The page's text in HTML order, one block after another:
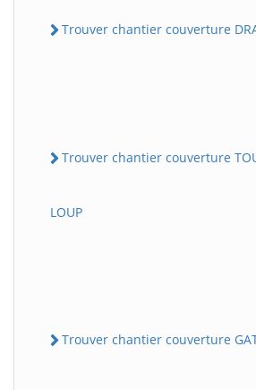
Trouver chantier couverture
Trouver chantier couverture
LOUP
Trouver chantier couverture